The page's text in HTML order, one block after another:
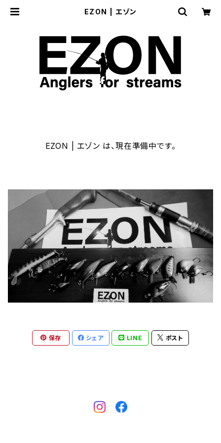
EZON | エゾン
EZON | エゾン は、現在準備中です。
保存 シェア LINE ポスト